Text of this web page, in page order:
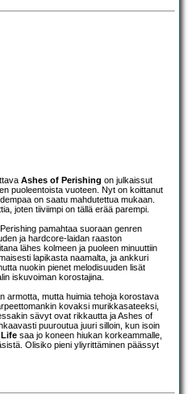
Ashes of Perishing on julkaissut
puoleentoista vuoteen. Nyt on koittanut
on saatu mahdutettua mukaan.
joten tiiviimpi on tällä erää parempi.
pamahtaa suoraan genren
ja hardcore-laidan raaston
lähes kolmeen ja puoleen minuuttiin
lapikasta naamalta, ja ankkuri
nuokin pienet melodisuuden lisät
iskuvoiman korostajina.
armotta, mutta huimia tehoja korostava
kovaksi murikkasateeksi,
sävyt ovat rikkautta ja Ashes of
puuroutua juuri silloin, kun isoin
Life saa jo koneen hiukan korkeammalle,
Olisiko pieni yliyrittäminen päässyt